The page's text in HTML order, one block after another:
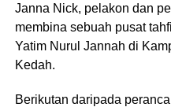
Janna Nick, pelakon dan
membina sebuah pusat
Yatim Nurul Jannah di
Kedah.
Berikutan daripada